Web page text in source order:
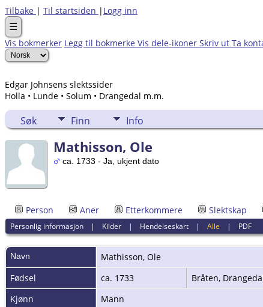
Tilbake | Til startsiden | Logg inn
☰
Vis bokmerker Legg til bokmerke Vis dele-ikoner Skriv ut Ta
Edgar Johnsens slektssider
Holla • Lunde • Solum • Drangedal m.m.
Søk Finn Info
Mathisson, Ole
ca. 1733 - Ja, ukjent dato
Person Aner Etterkommere Slektskap
Personlig informasjon | Kilder | Hendelseskart |Alle | PDF
Navn Mathisson, Ole
Fødsel
ca. 1733 Bråten,
Kjønn
Mann